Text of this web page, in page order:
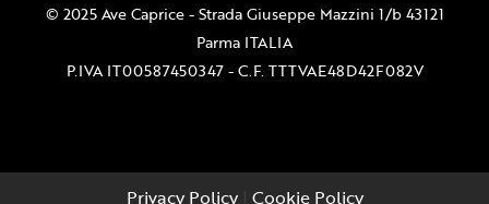
© 2025 Ave Caprice - Strada Giuseppe Mazzini 1/b 43121
Parma ITALIA
P.IVA IT00587450347 - C.F. TTTVAE48D42F082V
Privacy Policy| Cookie Policy